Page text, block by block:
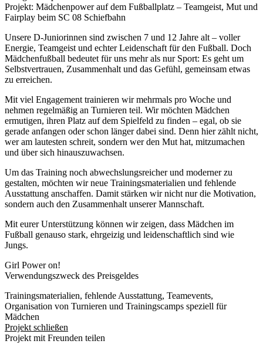
Projekt: Mädchenpower auf dem Fußballplatz – Teamgeist, Mut und
Fairplay beim SC 08 Schiefbahn
Unsere D-Juniorinnen sind zwischen 7 und 12 Jahre alt – voller
Energie, Teamgeist und echter Leidenschaft für den Fußball. Doch
Mädchenfußball bedeutet für uns mehr als nur Sport: Es geht um
Selbstvertrauen, Zusammenhalt und das Gefühl, gemeinsam etwas
zu erreichen.
Mit viel Engagement trainieren wir mehrmals pro Woche und
nehmen regelmäßig an Turnieren teil. Wir möchten Mädchen
ermutigen, ihren Platz auf dem Spielfeld zu finden – egal, ob sie
gerade anfangen oder schon länger dabei sind. Denn hier zählt nicht,
wer am lautesten schreit, sondern wer den Mut hat, mitzumachen
und über sich hinauszuwachsen.
Um das Training noch abwechslungsreicher und moderner zu
gestalten, möchten wir neue Trainingsmaterialien und fehlende
Ausstattung anschaffen. Damit stärken wir nicht nur die Motivation,
sondern auch den Zusammenhalt unserer Mannschaft.
Mit eurer Unterstützung können wir zeigen, dass Mädchen im
Fußball genauso stark, ehrgeizig und leidenschaftlich sind wie
Jungs.
Girl Power on!
Verwendungszweck des Preisgeldes
Trainingsmaterialien, fehlende Ausstattung, Teamevents,
Organisation von Turnieren und Trainingscamps speziell für
Mädchen
Projekt schließen
Projekt mit Freunden teilen